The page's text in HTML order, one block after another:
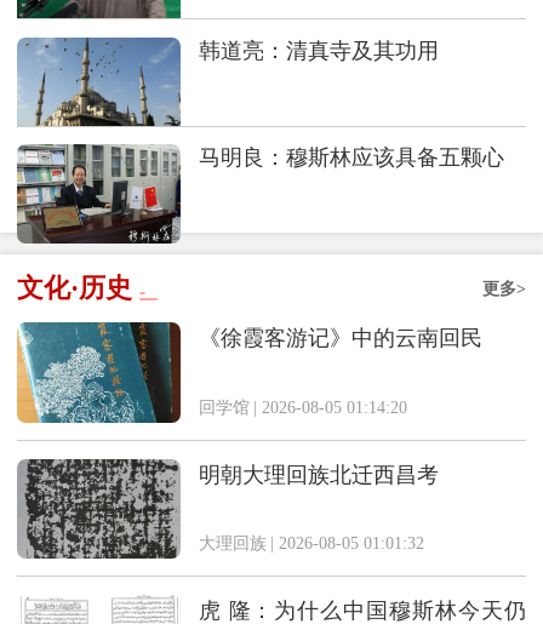
韩道亮：清真寺及其功用
马明良：穆斯林应该具备五颗心
更多>
文化·历史
《徐霞客游记》中的云南回民
回学馆 | 2026-08-05 01:14:20
明朝大理回族北迁西昌考
大理回族 | 2026-08-05 01:01:32
虎 隆：为什么中国穆斯林今天仍